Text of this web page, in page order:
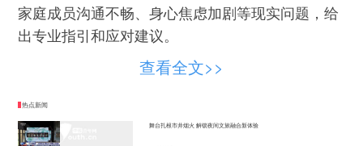
家庭成员沟通不畅、身心焦虑加剧等现实问题，给
出专业指引和应对建议。
中国家庭文化研究会常务理事、全国妇联常
师事务所主任谭芳，聚焦婚姻家庭中的热点、难
点、痛点问题，结合真实家事案例，解析《家庭治
查看全文>>
热点新闻
舞台扎根市井烟火 解锁夜间文旅融合新体验